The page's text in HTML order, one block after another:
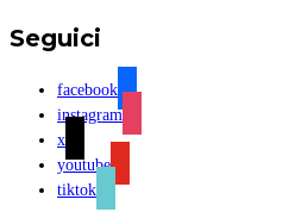
Seguici
facebook
instagram
x
youtube
tiktok